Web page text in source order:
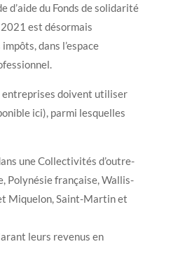
d’aide du Fonds de solidarité
est désormais
dans l’espace
entreprises doivent utiliser
ici), parmi lesquelles
une Collectivités d’outre-
Polynésie française, Wallis-
Miquelon, Saint-Martin et
leurs revenus en